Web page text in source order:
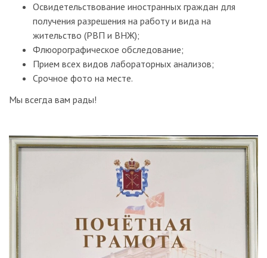
Освидетельствование иностранных граждан для
получения разрешения на работу и вида на
жительство (РВП и ВНЖ);
Флюорографическое обследование;
Прием всех видов лабораторных анализов;
Срочное фото на месте.
Мы всегда вам рады!